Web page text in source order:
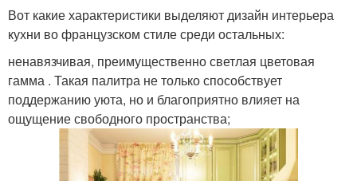
Вот какие характеристики выделяют дизайн интерьера
кухни во французском стиле среди остальных:
ненавязчивая, преимущественно светлая цветовая
гамма . Такая палитра не только способствует
поддержанию уюта, но и благоприятно влияет на
ощущение свободного пространства;